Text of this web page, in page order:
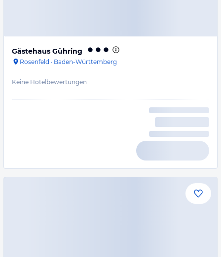
Gästehaus Gühring
Rosenfeld · Baden-Württemberg
Keine Hotelbewertungen